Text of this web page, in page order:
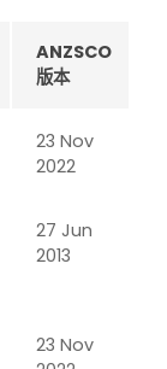
ANZSCO
版本
23 Nov
2022
27 Jun
2013
23 Nov